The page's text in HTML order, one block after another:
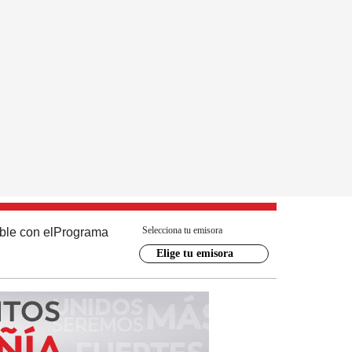
con el Programa Selecciona tu emisora
Elige tu emisora